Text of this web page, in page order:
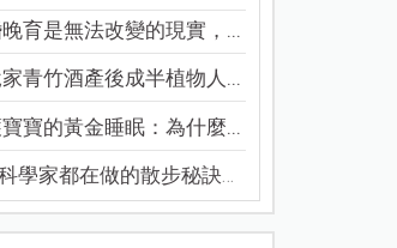
育是無法改變的現實，...
青竹酒產後成半植物人...
寶的黃金睡眠：為什麼...
學家都在做的散步秘訣！...